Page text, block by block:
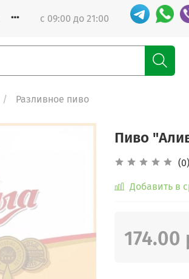
с 09:00 до 21:00
Разливное пиво
Пиво
(0)
Добавить в
174.00